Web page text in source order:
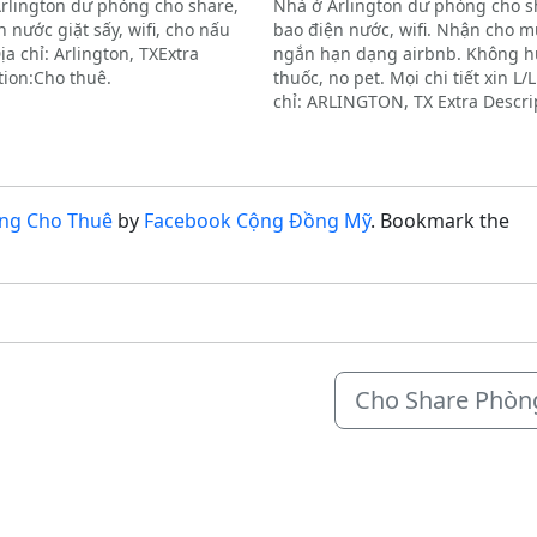
dư phòng cho share,
nước giặt sấy, wifi, cho nấu
chỉ: Arlington, TXExtra
thuê.
Nhà ở Arlington dư phòng cho
bao điện nước, wifi. Nhận cho
ngắn hạn dạng airbnb. Không
thuốc, no pet. Mọi chi tiết xin L/
chỉ: ARLINGTON, TX Extra
Cho Thuê by Facebook Cộng Đồng Mỹ. Bookmark the
Cho Share